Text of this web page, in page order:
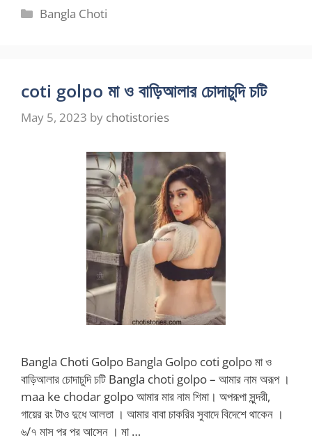
Categories
Bangla Choti
coti golpo মা ও বাড়িআলার চোদাচুদি চটি
May 5, 2023 by chotistories
Bangla Choti Golpo Bangla Golpo coti golpo মা ও
বাড়িআলার চোদাচুদি চটি Bangla choti golpo – আমার নাম অরূপ ।
maa ke chodar golpo আমার মার নাম শিমা। অপরূপা সুন্দরী,
গায়ের রং টাও দুধে আলতা । আমার বাবা চাকরির সুবাদে বিদেশে থাকেন ।
৬/৭ মাস পর পর আসেন । মা …